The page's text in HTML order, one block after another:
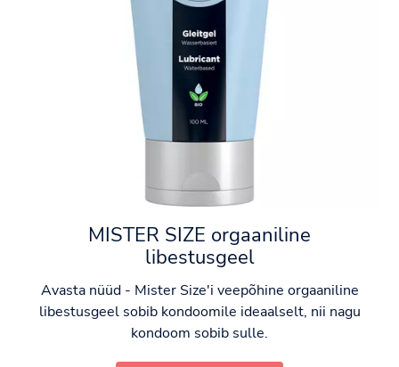
MISTER SIZE orgaaniline
libestusgeel
Avasta nüüd - Mister Size'i veepõhine orgaaniline
libestusgeel sobib kondoomile ideaalselt, nii nagu
kondoom sobib sulle.